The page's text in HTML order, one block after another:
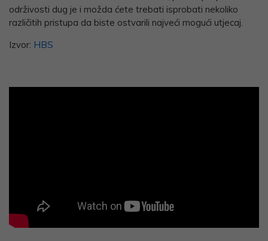
održivosti dug je i možda ćete trebati isprobati nekoliko
različitih pristupa da biste ostvarili najveći mogući utjecaj.
Izvor: HBS